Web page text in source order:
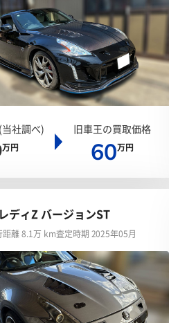
社調べ)
万円
旧車王の買取価格
60万円
ディZ バージョンST
距離 8.1万 km査定時期 2025年05月